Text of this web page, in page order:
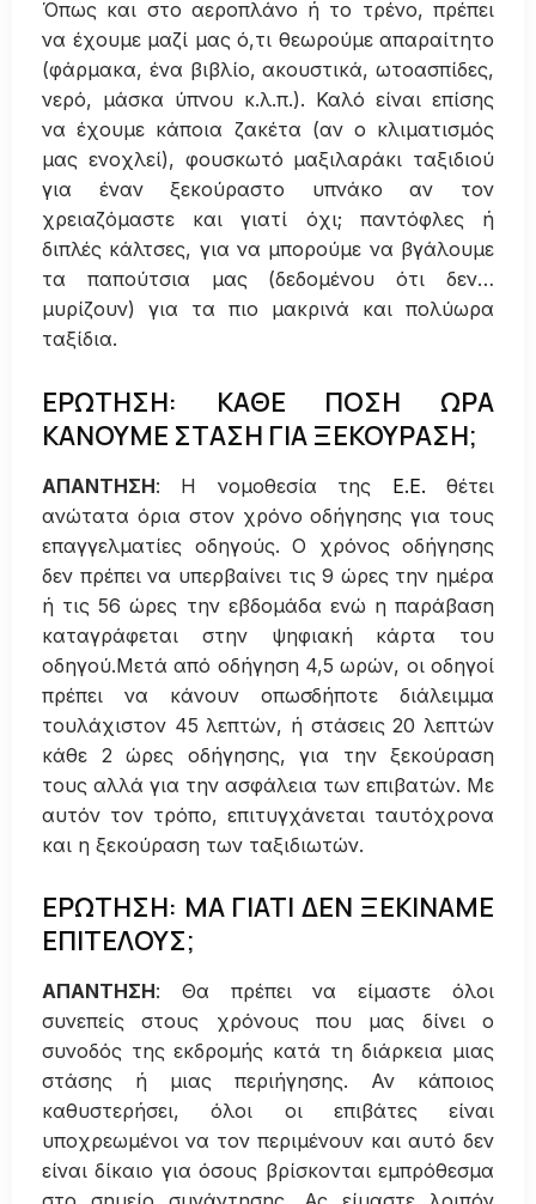
Όπως και στο αεροπλάνο ή το τρένο, πρέπει
να έχουμε μαζί μας ό,τι θεωρούμε απαραίτητο
(φάρμακα, ένα βιβλίο, ακουστικά, ωτοασπίδες,
νερό, μάσκα ύπνου κ.λ.π.). Καλό είναι επίσης
να έχουμε κάποια ζακέτα (αν ο κλιματισμός
μας ενοχλεί), φουσκωτό μαξιλαράκι ταξιδιού
για έναν ξεκούραστο υπνάκο αν τον
χρειαζόμαστε και γιατί όχι; παντόφλες ή
διπλές κάλτσες, για να μπορούμε να βγάλουμε
τα παπούτσια μας (δεδομένου ότι δεν…
μυρίζουν) για τα πιο μακρινά και πολύωρα
ταξίδια.
ΕΡΩΤΗΣΗ: ΚΑΘΕ ΠΟΣΗ ΩΡΑ
ΚΑΝΟΥΜΕ ΣΤΑΣΗ ΓΙΑ ΞΕΚΟΥΡΑΣΗ;
ΑΠΑΝΤΗΣΗ: Η νομοθεσία της Ε.Ε. θέτει
ανώτατα όρια στον χρόνο οδήγησης για τους
επαγγελματίες οδηγούς. Ο χρόνος οδήγησης
δεν πρέπει να υπερβαίνει τις 9 ώρες την ημέρα
ή τις 56 ώρες την εβδομάδα ενώ η παράβαση
καταγράφεται στην ψηφιακή κάρτα του
οδηγού.Μετά από οδήγηση 4,5 ωρών, οι οδηγοί
πρέπει να κάνουν οπωσδήποτε διάλειμμα
τουλάχιστον 45 λεπτών, ή στάσεις 20 λεπτών
κάθε 2 ώρες οδήγησης, για την ξεκούραση
τους αλλά για την ασφάλεια των επιβατών. Με
αυτόν τον τρόπο, επιτυγχάνεται ταυτόχρονα
και η ξεκούραση των ταξιδιωτών.
ΕΡΩΤΗΣΗ: ΜΑ ΓΙΑΤΙ ΔΕΝ ΞΕΚΙΝΑΜΕ
ΕΠΙΤΕΛΟΥΣ;
ΑΠΑΝΤΗΣΗ: Θα πρέπει να είμαστε όλοι
συνεπείς στους χρόνους που μας δίνει ο
συνοδός της εκδρομής κατά τη διάρκεια μιας
στάσης ή μιας περιήγησης. Αν κάποιος
καθυστερήσει, όλοι οι επιβάτες είναι
υποχρεωμένοι να τον περιμένουν και αυτό δεν
είναι δίκαιο για όσους βρίσκονται εμπρόθεσμα